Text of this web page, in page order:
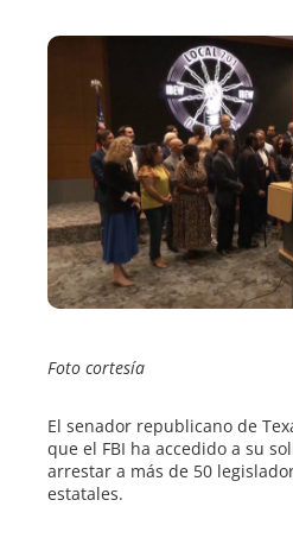
Foto cortesía
El senador republicano de
que el FBI ha accedido a su
arrestar a más de 50
estatales.